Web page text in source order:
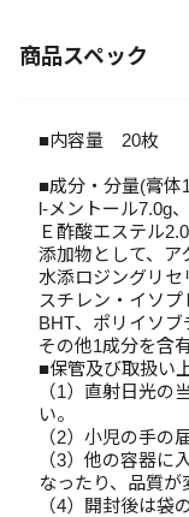
商品スペック
■内容量 20枚
■成分・分量(膏体
l-メントール7.0g
Ｅ酢酸エステル
添加物として、ア
水添ロジングリセ
スチレン・イソプ
BHT、ポリイソブ
その他1成分を含
■保管及び取扱い
（1）直射日光の
い。
（2）小児の手の
（3）他の容器に
なったり、品質が
（4）開封後は袋